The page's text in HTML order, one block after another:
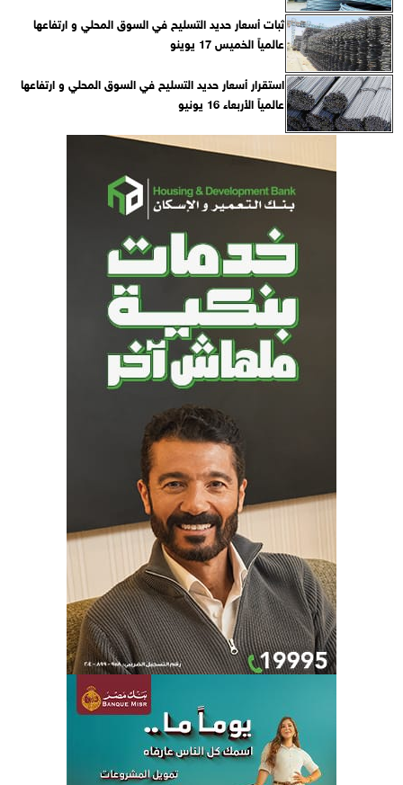
ثبات أسعار حديد التسليح في السوق المحلي و ارتفاعها
عالمياً الخميس 17 يوينو
استقرار أسعار حديد التسليح في السوق المحلي و ارتفاعها
عالمياً الأربعاء 16 يونيو